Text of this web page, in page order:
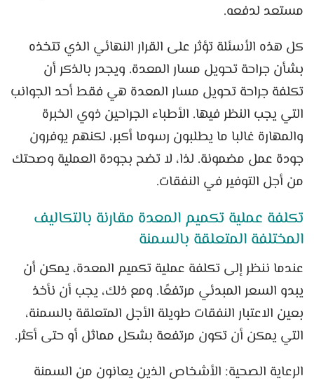
مستعد لدفعه.
كل هذه الأسئلة تؤثر على القرار النهائي الذي تتخذه
بشأن جراحة تحويل مسار المعدة. ويجدر بالذكر أن
تكلفة جراحة تحويل مسار المعدة هي فقط أحد الجوانب
التي يجب النظر فيها. الأطباء الجراحين ذوي الخبرة
والمهارة غالبا ما يطلبون رسوما أكبر، لكنهم يوفرون
جودة عمل مضمونة. لذا، لا تضح بجودة العملية وصحتك
من أجل التوفير في النفقات.
تكلفة عملية تكميم المعدة مقارنة بالتكاليف
المختلفة المتعلقة بالسمنة
عندما ننظر إلى تكلفة عملية تكميم المعدة، يمكن أن
يبدو السعر المبدئي مرتفعًا. ومع ذلك، يجب أن نأخذ
بعين الاعتبار النفقات طويلة الأجل المتعلقة بالسمنة،
التي يمكن أن تكون مرتفعة بشكل مماثل أو حتى أكثر.
الرعاية الصحية: الأشخاص الذين يعانون من السمنة